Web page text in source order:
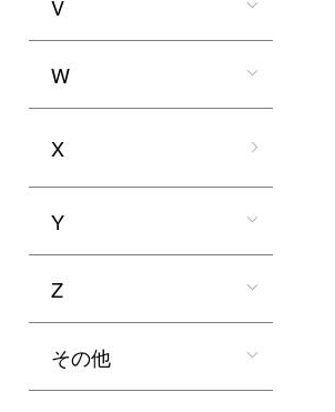
V
W
X
Y
Z
その他